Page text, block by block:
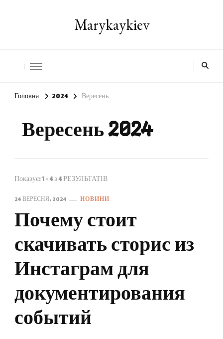
Marykaykiev
Головна 2024 Вересень
Вересень 2024
Показує: 1 - 4 з 4 РЕЗУЛЬТАТІВ
24 ВЕРЕСНЯ, 2024 НОВИНИ
Почему стоит
скачивать сторис из
Инстаграм для
документирования
событий